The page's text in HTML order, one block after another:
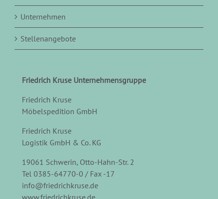
Unternehmen
Stellenangebote
Friedrich Kruse Unternehmensgruppe
Friedrich Kruse
Möbelspedition GmbH
Friedrich Kruse
Logistik GmbH & Co. KG
19061 Schwerin, Otto-Hahn-Str. 2
Tel 0385-64770-0 / Fax -17
info@friedrichkruse.de
www.friedrichkruse.de